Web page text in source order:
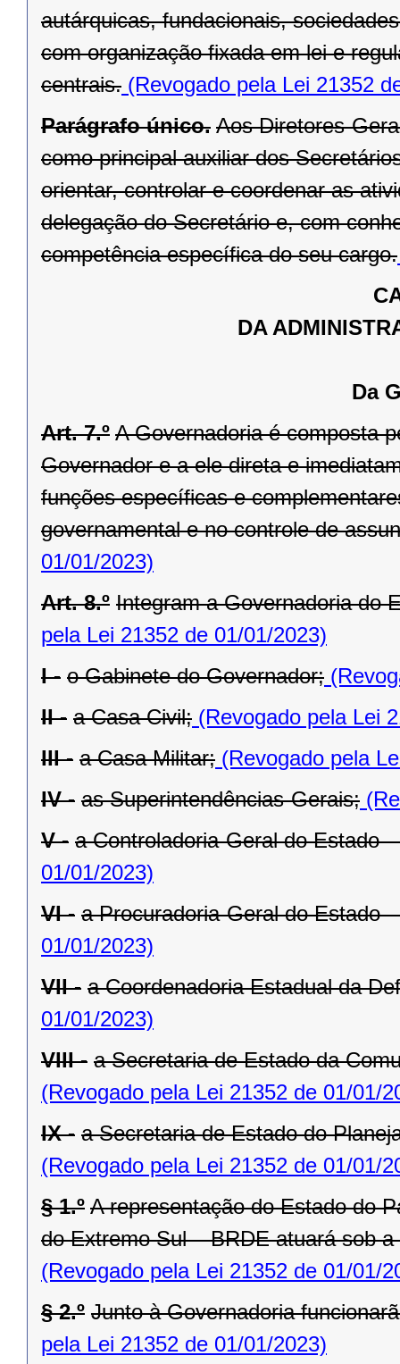
autárquicas, fundacionais,
com organização fixada em lei e
centrais. (Revogado pela Lei 21352
Parágrafo único. Aos Diretores-
como principal auxiliar dos
orientar, controlar e coordenar as
delegação do Secretário e, com
competência específica do seu cargo.
DA
Da
Art. 7.º A Governadoria é composta
Governador e a ele direta e
funções específicas e
governamental e no controle de
01/01/2023)
Art. 8.º Integram a Governadoria do
pela Lei 21352 de 01/01/2023)
I - o Gabinete do Governador;
II - a Casa Civil; (Revogado pela Lei
III - a Casa Militar; (Revogado pela
IV - as Superintendências-Gerais;
V - a Controladoria-Geral do Estado
01/01/2023)
VI - a Procuradoria-Geral do Estado
01/01/2023)
VII - a Coordenadoria Estadual da
01/01/2023)
VIII - a Secretaria de Estado da
(Revogado pela Lei 21352 de 01/01/
IX - a Secretaria de Estado do
(Revogado pela Lei 21352 de 01/01/
§ 1.º A representação do Estado do
do Extremo Sul – BRDE atuará sob
(Revogado pela Lei 21352 de 01/01/
§ 2.º Junto à Governadoria
pela Lei 21352 de 01/01/2023)